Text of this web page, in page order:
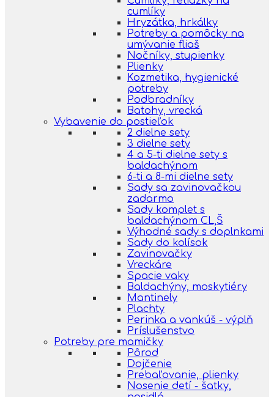
cumlíky
Hryzátka, hrkálky
Potreby a pomôcky na
umývanie fliaš
Nočníky, stupienky
Plienky
Kozmetika, hygienické
potreby
Podbradníky
Batohy, vrecká
Vybavenie do postieľok
2 dielne sety
3 dielne sety
4 a 5-ti dielne sety s
baldachýnom
6-ti a 8-mi dielne sety
Sady sa zavinovačkou
zadarmo
Sady komplet s
baldachýnom CL,Š
Výhodné sady s doplnkami
Sady do kolísok
Zavinovačky
Vreckáre
Spacie vaky
Baldachýny, moskytiéry
Mantinely
Plachty
Perinka a vankúš - výplň
Príslušenstvo
Potreby pre mamičky
Pôrod
Dojčenie
Prebaľovanie, plienky
Nosenie detí - šatky,